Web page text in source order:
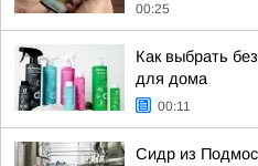
00:25
Как выбрать
для дома
00:11
Сидр из